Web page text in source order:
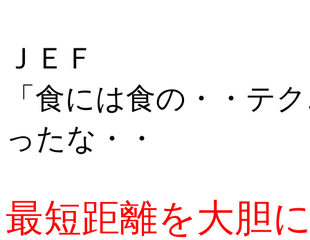
ＪＥＦ
「食には食の・・テ
ったな・・
最短距離を大胆